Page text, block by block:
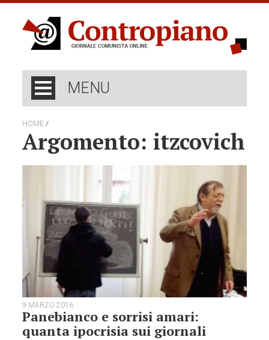
MENU
HOME /
Argomento: itzcovich
9 MARZO 2016
Panebianco e sorrisi amari:
quanta ipocrisia sui giornali